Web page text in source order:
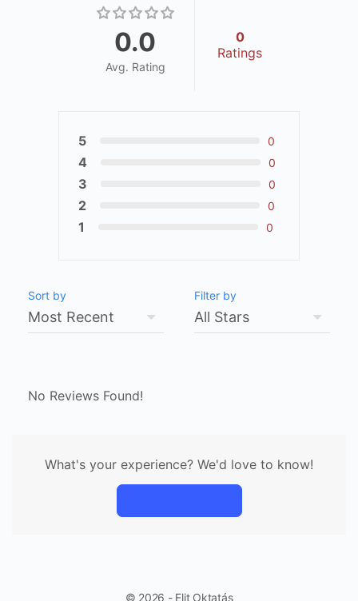
0.0
Avg. Rating
0
Ratings
5 0
4 0
3 0
2 0
1 0
Sort by Filter by
No Reviews Found!
What's your experience? We'd love to know!
© 2026 - Elit Oktatás